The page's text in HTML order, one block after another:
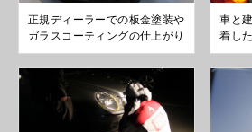
正規ディーラーでの板金塗装や
ガラスコーティングの仕上がり
車と
着し